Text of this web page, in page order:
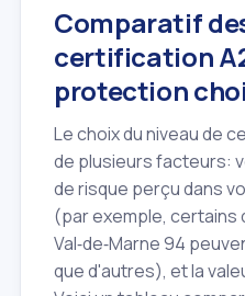
Comparatif
certification
protection
Le choix du niveau de
de plusieurs facteurs:
de risque perçu dans
(par exemple, certains
Val‑de‑Marne 94
que d'autres), et la